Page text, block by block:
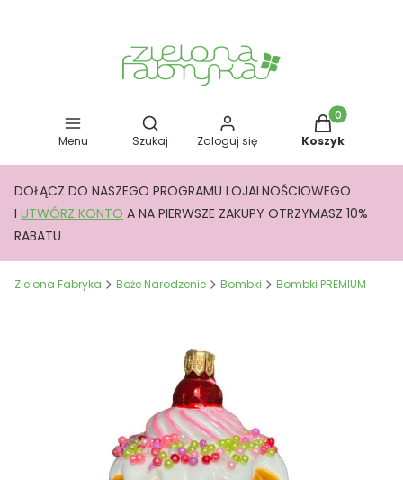
Menu
Otwórz wyszukiwarkę
Szukaj Zaloguj się
Produkty w
Koszyk
DOŁĄCZ DO NASZEGO PROGRAMU LOJALNOŚCIOWEGO
I UTWÓRZ KONTO A NA PIERWSZE ZAKUPY OTRZYMASZ 10%
RABATU
Zielona Fabryka Boże Narodzenie Bombki Bombki PREMIUM